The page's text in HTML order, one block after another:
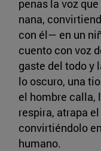
penas la voz
nana,
con él— en un
cuento con voz
gaste del todo y
lo oscuro, una
el hombre calla,
respira, atrapa
convirtiéndolo
humano.